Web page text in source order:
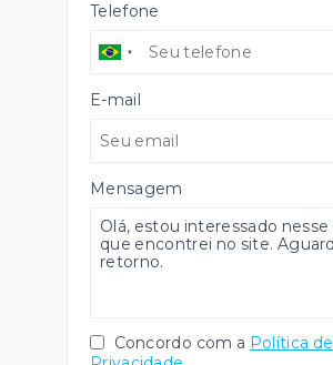
Telefone
E-mail
Mensagem
Concordo com a Política de